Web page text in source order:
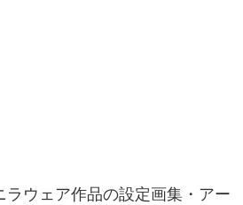
ウェア作品の設定画集・アー